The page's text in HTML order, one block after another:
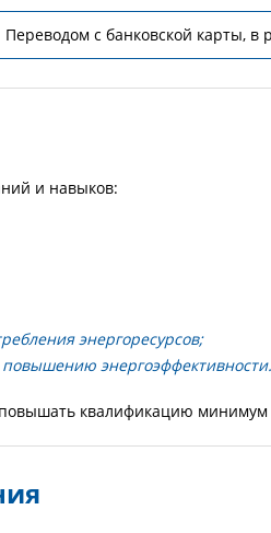
Переводом с банковской карты, в
и навыков:
энергоресурсов;
энергоэффективности.
квалификацию минимум